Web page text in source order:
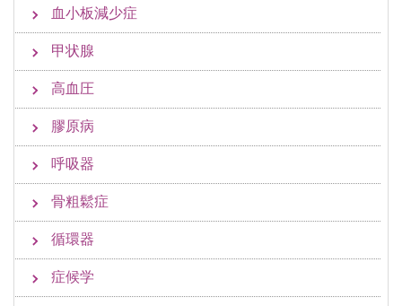
血小板減少症
甲状腺
高血圧
膠原病
呼吸器
骨粗鬆症
循環器
症候学